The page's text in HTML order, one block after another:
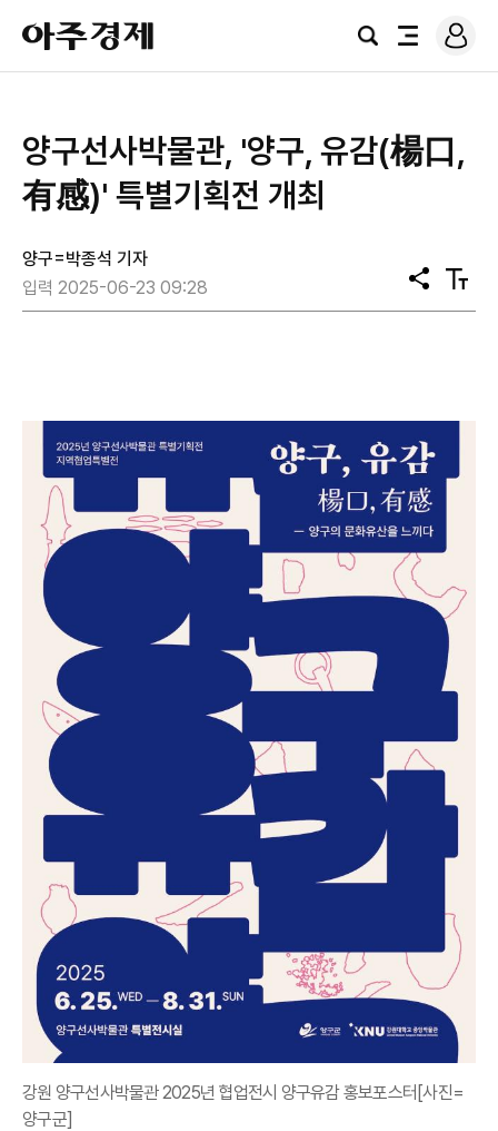
아
주
경
검
전
로
그
양구선사박물관, '양구, 유감(楊口,
有感)' 특별기획전 개최
양구=박종석 기자
입력 2025-06-23 09:28
공
유
텍
스
강원 양구선사박물관 2025년 협업전시 양구유감 홍보포스터[사진=
양구군]